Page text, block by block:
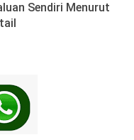
Sendiri Menurut